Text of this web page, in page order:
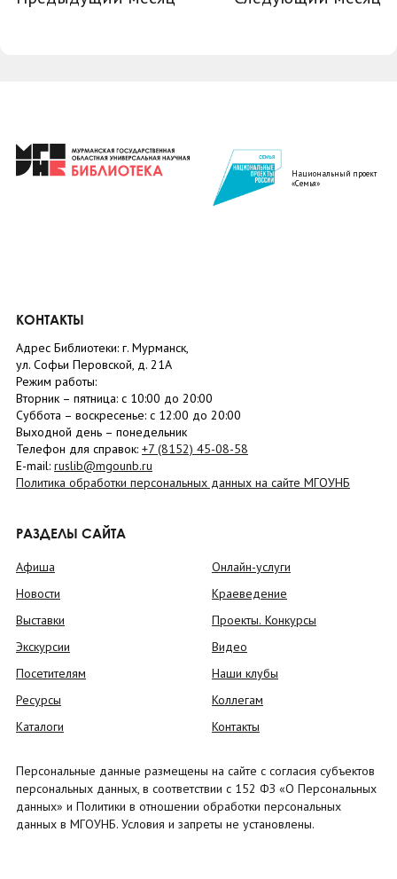
Национальный проект
«Семья»
КОНТАКТЫ
Адрес Библиотеки: г. Мурманск,
ул. Софьи Перовской, д. 21А
Режим работы:
Вторник – пятница: с 10:00 до 20:00
Суббота – воскресенье: c 12:00 до 20:00
Выходной день – понедельник
Телефон для справок: +7 (8152) 45-08-58
E-mail: ruslib@mgounb.ru
Политика обработки персональных данных на сайте МГОУНБ
РАЗДЕЛЫ САЙТА
Афиша
Новости
Выставки
Экскурсии
Посетителям
Ресурсы
Каталоги
Онлайн-услуги
Краеведение
Проекты. Конкурсы
Видео
Наши клубы
Коллегам
Контакты
Персональные данные размещены на сайте с согласия субъектов
персональных данных, в соответствии с 152 ФЗ «О Персональных
данных» и Политики в отношении обработки персональных
данных в МГОУНБ. Условия и запреты не установлены.